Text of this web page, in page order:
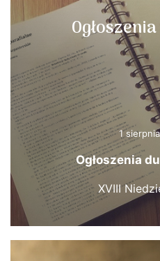
1
Ogłoszenia
XVIII